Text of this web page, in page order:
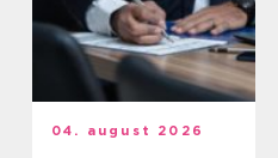
04. august 2026